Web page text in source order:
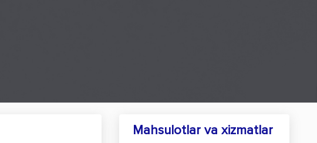
Mahsulotlar va xizmatlar